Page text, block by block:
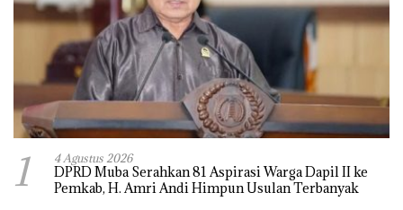
1 4 Agustus 2026
DPRD Muba Serahkan 81 Aspirasi Warga Dapil II ke
Pemkab, H. Amri Andi Himpun Usulan Terbanyak